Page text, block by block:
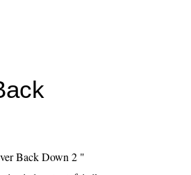
Back Down 2 "